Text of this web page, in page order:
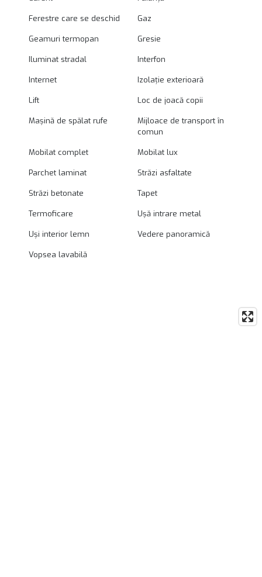
Ferestre care se deschid Gaz
Geamuri termopan Gresie
Iluminat stradal Interfon
Internet Izolație exterioară
Lift Loc de joacă copii
Mașină de spălat rufe
Mijloace de transport în
comun
Mobilat complet Mobilat lux
Parchet laminat Străzi asfaltate
Străzi betonate Tapet
Termoficare Ușă intrare metal
Uși interior lemn Vedere panoramică
Vopsea lavabilă